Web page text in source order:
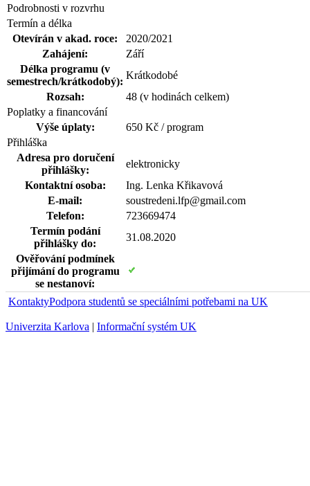
Podrobnosti v rozvrhu
Termín a délka
Otevírán v akad. roce:
2020/2021
Zahájení:
Září
Délka programu (v
semestrech/krátkodobý):
Krátkodobé
Rozsah:
48 (v hodinách celkem)
Poplatky a financování
Výše úplaty:
650 Kč / program
Přihláška
Adresa pro doručení
přihlášky:
elektronicky
Kontaktní osoba:
Ing. Lenka Křikavová
E-mail:
soustredeni.lfp@gmail.com
Telefon:
723669474
Termín podání
přihlášky do:
31.08.2020
Ověřování podmínek
přijímání do programu
se nestanoví:
KontaktyPodpora studentů se speciálními potřebami na UK
Univerzita Karlova | Informační systém UK